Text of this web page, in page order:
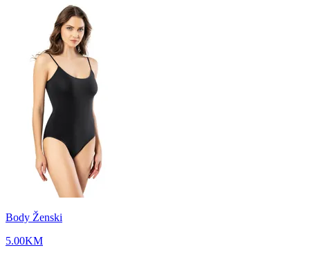
Body Ženski
5.00KM